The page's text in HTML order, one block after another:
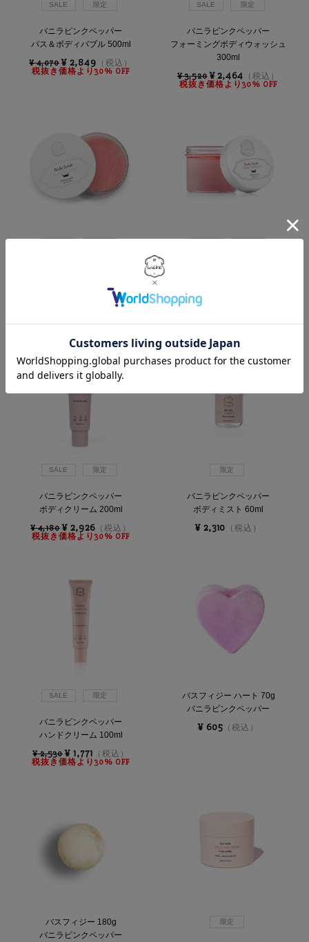
SALE 限定
バニラピンクペッパー
バス＆ボディバブル 500ml
¥ 4,070 ¥ 2,849 （税込）
税抜き価格より30% OFF
SALE 限定
バニラピンクペッパー
フォーミングボディウォッシュ
300ml
¥ 3,520¥ 2,464 （税込）
税抜き価格より30% OFF
（税込）
税抜き価格より30% OFF
¥ 4,070
SALE 限定
バニラピンクペッパー
ボディクリーム 200ml
¥ 4,180 ¥ 2,926（税込）
税抜き価格より30% OFF
限定
バニラピンクペッパー
ボディミスト 60ml
¥ 2,310 （税込）
SALE 限定
バニラピンクペッパー
ハンドクリーム 100ml
¥ 2,530 ¥ 1,771 （税込）
税抜き価格より30% OFF
バスフィジー ハート 70g
バニラピンクペッパー
¥ 605 （税込）
バスフィジー 180g
バニラピンクペッパー
限定